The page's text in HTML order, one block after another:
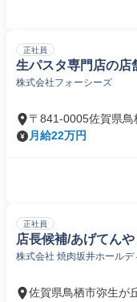
正社員
生パスタ専門店の店
株式会社フォーシーズ
〒841-0005佐賀県鳥
月給22万円
正社員
店長候補/あげてん
株式会社 焼肉坂井ホールデ
佐賀県鳥栖市弥生が